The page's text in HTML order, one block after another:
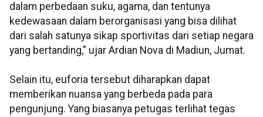
dalam perbedaan suku, agama, dan tentunya
kedewasaan dalam berorganisasi yang bisa dilihat
dari salah satunya sikap sportivitas dari setiap negara
yang bertanding," ujar Ardian Nova di Madiun, Jumat.
Selain itu, euforia tersebut diharapkan dapat
memberikan nuansa yang berbeda pada para
pengunjung. Yang biasanya petugas terlihat tegas